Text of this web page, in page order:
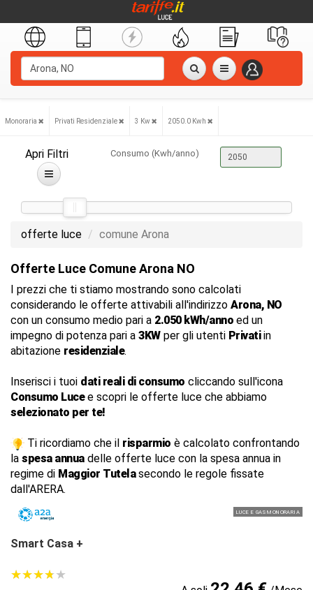
Monoraria Privati Residenziale 3 Kw 2050.0 Kwh
Apri Filtri Consumo (Kwh/anno)
offerte luce comune Arona
Offerte Luce Comune Arona NO
I prezzi che ti stiamo mostrando sono calcolati
considerando le offerte attivabili all'indirizzo Arona, NO
con un consumo medio pari a 2.050 kWh/anno ed un
impegno di potenza pari a 3KWper gli utenti Privatiin
abitazione residenziale.
Inserisci i tuoi dati reali di consumo cliccando sull'icona
Consumo Lucee scopri le offerte luce che abbiamo
selezionato per te!
Ti ricordiamo che il risparmio è calcolato confrontando
la spesa annuadelle offerte luce con la spesa annua in
regime di Maggior Tutelasecondo le regole fissate
dall'ARERA.
LUCE E GAS MONORARIA
Smart Casa +
★★★★★
★★★★★